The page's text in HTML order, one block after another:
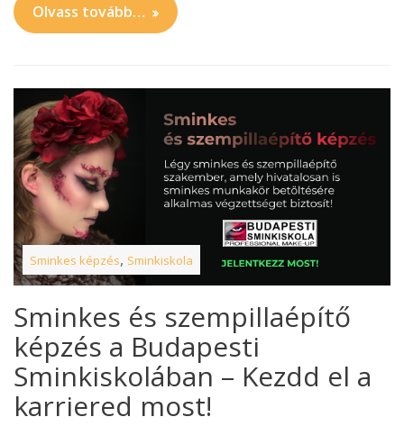
Olvass tovább…
Sminkes képzés, Sminkiskola
Sminkes és szempillaépítő
képzés a Budapesti
Sminkiskolában – Kezdd el a
karriered most!